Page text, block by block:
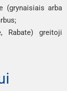
(grynaisiais arba
Rabate) greitoji